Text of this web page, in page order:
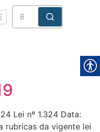
Lei nº 1.324 Data:
rubricas da vigente lei